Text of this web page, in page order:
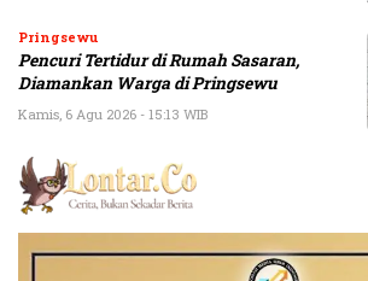
Pringsewu
Pencuri Tertidur di Rumah Sasaran,
Diamankan Warga di Pringsewu
Kamis, 6 Agu 2026 - 15:13 WIB